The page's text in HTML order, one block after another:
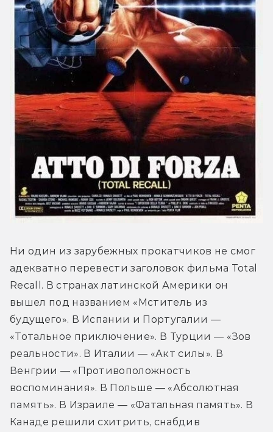
Ни один из зарубежных прокатчиков не смог
адекватно перевести заголовок фильма Total
Recall. В странах латинской Америки он
вышел под названием «Мститель из
будущего». В Испании и Португалии —
«Тотальное приключение». В Турции — «Зов
реальности». В Италии — «Акт силы». В
Венгрии — «Противоположность
воспоминания». В Польше — «Абсолютная
память». В Израиле — «Фатальная память». В
Канаде решили схитрить, снабдив